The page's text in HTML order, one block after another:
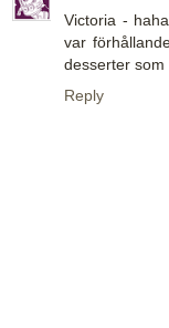
Victoria -
var
desserter som
Reply